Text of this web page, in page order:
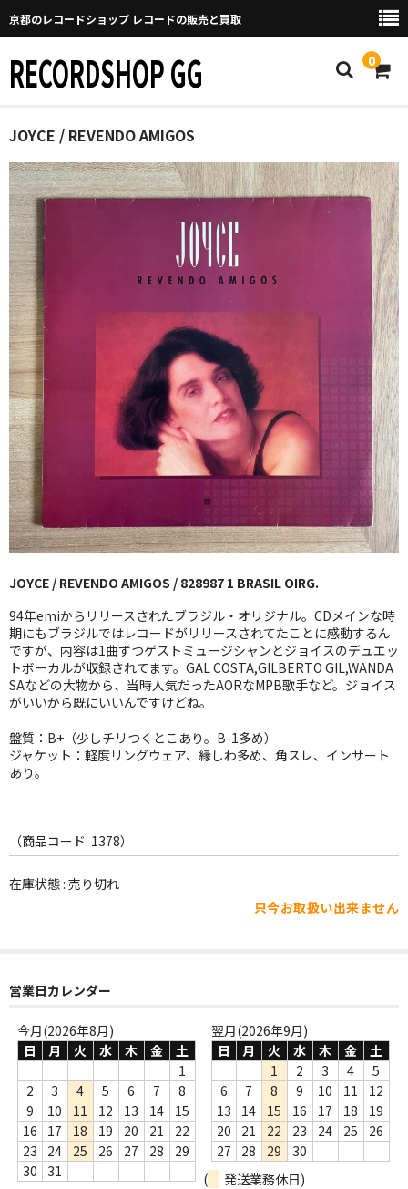
京都のレコードショップ レコードの販売と買取
RECORDSHOP GG 0
Home
マイページ
GGについて
買取について
取り置きなどについて
Categories
New Arrivals
新譜
GG RECORD （当店のレーベル）
全商品
JAZZ-US
BLUE NOTE
JAZZ-EU
JAZZ-JP
JAZZ-VOCAL
J-POP
ROCK
FOLK,SSW
その他
Webのみ no.3
Webのみ no.4
売り切れ
Help
JOYCE / REVENDO AMIGOS
JOYCE / REVENDO AMIGOS / 828987 1 BRASIL OIRG.
94年emiからリリースされたブラジル・オリジナル。CDメインな時
期にもブラジルではレコードがリリースされてたことに感動するん
ですが、内容は1曲ずつゲストミュージシャンとジョイスのデュエッ
トボーカルが収録されてます。GAL COSTA,GILBERTO GIL,WANDA
SAなどの大物から、当時人気だったAORなMPB歌手など。ジョイス
がいいから既にいいんですけどね。
盤質：B+（少しチリつくとこあり。B-1多め）
ジャケット：軽度リングウェア、縁しわ多め、角スレ、インサート
あり。
（商品コード: 1378）
在庫状態 : 売り切れ
只今お取扱い出来ません
営業日カレンダー
今月(2026年8月)
日
月 火 水 木 金
土
1
2
3 4 5 6 7
8
9
10 11 12 13 14
15
16
17 18 19 20 21
22
23
24 25 26 27 28
29
30
31
翌月(2026年9月)
日
月 火 水 木 金
土
1
2 3 4
5
6
7 8 9 10 11
12
13
14 15 16 17 18
19
20
21 22 23 24 25
26
27
28 29
30
(
発送業務休日)